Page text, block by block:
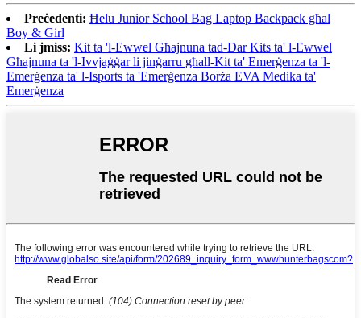
Preċedenti: Ħelu Junior School Bag Laptop Backpack għal
Boy & Girl
Li jmiss: Kit ta 'l-Ewwel Għajnuna tad-Dar Kits ta' l-Ewwel
Għajnuna ta 'l-Ivvjaġġar li jinġarru għall-Kit ta' Emerġenza ta 'l-
Emerġenza ta' l-Isports ta 'Emerġenza Borża EVA Medika ta'
Emerġenza